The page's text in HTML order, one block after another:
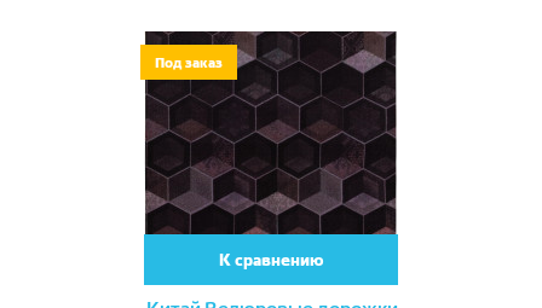
Под заказ
К сравнению